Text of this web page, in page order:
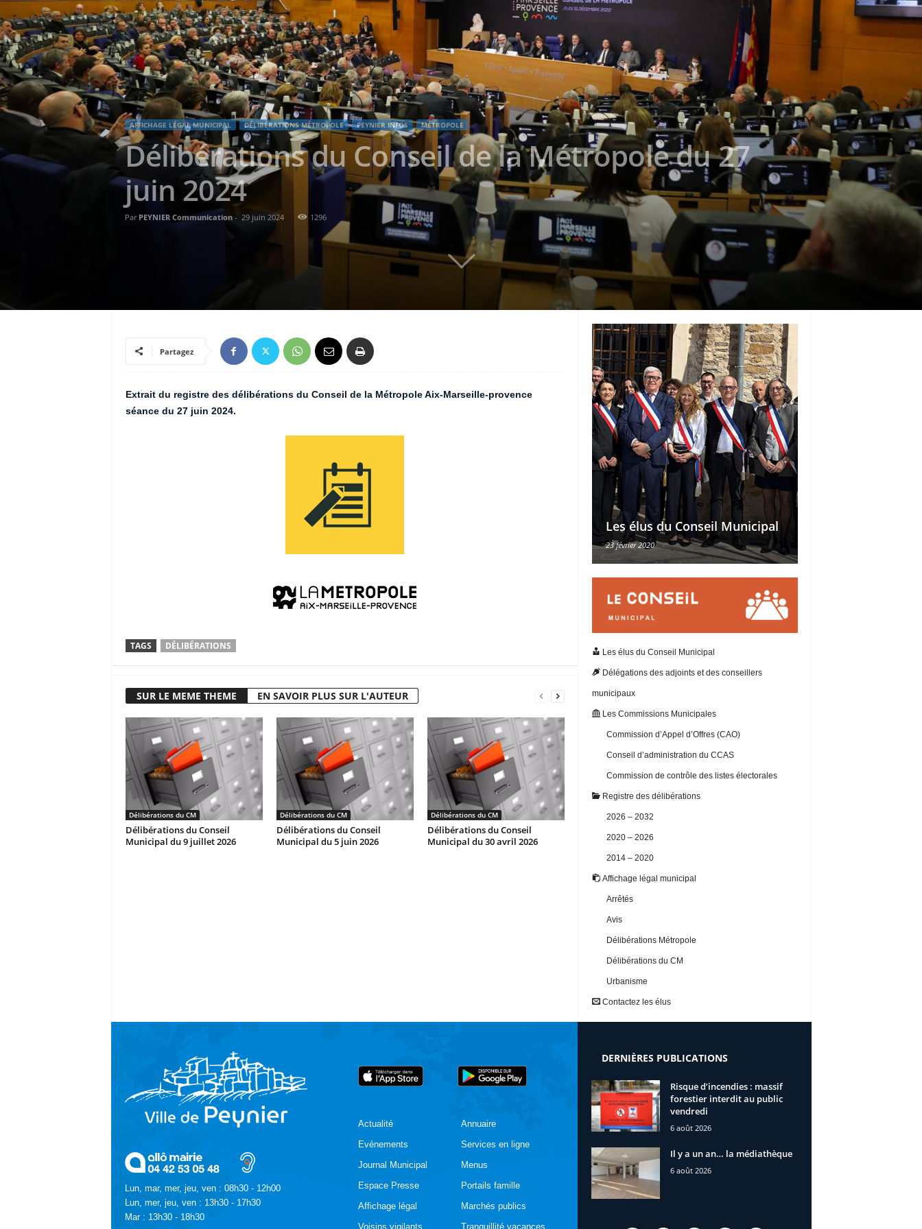
AFFICHAGE LÉGAL MUNICIPAL DÉLIBÉRATIONS MÉTROPOLE PEYNIER INFOS MÉTROPOLE
Délibérations du Conseil de la Métropole du 27
juin 2024
Par PEYNIER Communication- 29 juin 2024 1296
Partagez
Extrait du registre des délibérations du Conseil de la Métropole Aix-Marseille-provence
séance du 27 juin 2024.
TAGS DÉLIBÉRATIONS
SUR LE MEME THEME EN SAVOIR PLUS SUR L'AUTEUR
Délibérations du CM
Délibérations du Conseil
Municipal du 9 juillet 2026
Délibérations du CM
Délibérations du Conseil
Municipal du 5 juin 2026
Délibérations du CM
Délibérations du Conseil
Municipal du 30 avril 2026
Les élus du Conseil Municipal
23 février 2020
Les élus du Conseil Municipal
Délégations des adjoints et des conseillers
municipaux
Les Commissions Municipales
Commission d’Appel d’Offres (CAO)
Conseil d’administration du CCAS
Commission de contrôle des listes électorales
Registre des délibérations
2026 – 2032
2020 – 2026
2014 – 2020
Affichage légal municipal
Arrêtés
Avis
Délibérations Métropole
Délibérations du CM
Urbanisme
Contactez les élus
Lun, mar, mer, jeu, ven : 08h30 - 12h00
Lun, mer, jeu, ven : 13h30 - 17h30
Mar : 13h30 - 18h30
Actualité
Evénements
Journal Municipal
Espace Presse
Affichage légal
Voisins vigilants
Annuaire
Services en ligne
Menus
Portails famille
Marchés publics
Tranquillité vacances
DERNIÈRES PUBLICATIONS
Risque d’incendies : massif
forestier interdit au public
vendredi
6 août 2026
Il y a un an… la médiathèque
6 août 2026